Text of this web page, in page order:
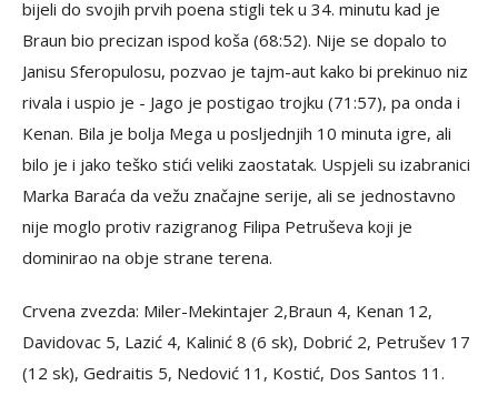
bijeli do svojih prvih poena stigli tek u 34. minutu kad je
Braun bio precizan ispod koša (68:52). Nije se dopalo to
Janisu Sferopulosu, pozvao je tajm-aut kako bi prekinuo niz
rivala i uspio je - Jago je postigao trojku (71:57), pa onda i
Kenan. Bila je bolja Mega u posljednjih 10 minuta igre, ali
bilo je i jako teško stići veliki zaostatak. Uspjeli su izabranici
Marka Baraća da vežu značajne serije, ali se jednostavno
nije moglo protiv razigranog Filipa Petruševa koji je
dominirao na obje strane terena.
Crvena zvezda: Miler-Mekintajer 2,Braun 4, Kenan 12,
Davidovac 5, Lazić 4, Kalinić 8 (6 sk), Dobrić 2, Petrušev 17
(12 sk), Gedraitis 5, Nedović 11, Kostić, Dos Santos 11.